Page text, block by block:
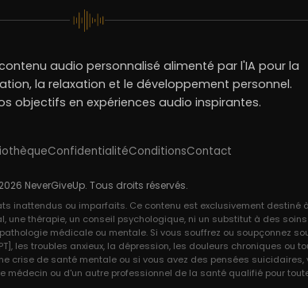
audio personnalisé alimenté par l'IA pour la
la relaxation et le développement personnel.
objectifs en expériences audio inspirantes.
ConfidentialitéConditionsContact
NeverGiveUp. Tous droits réservés.
inattendus ou imparfaits. Ce contenu est exclusivement destiné
thérapie, un conseil psychologique, ni un substitut à des
médicale ou mentale. Si vous souffrez ou soupçonnez
les troubles anxieux, la dépression, les douleurs chroniques ou
crise de santé mentale ou si vous avez des pensées
médecin ou d'un autre professionnel de la santé qualifié pour